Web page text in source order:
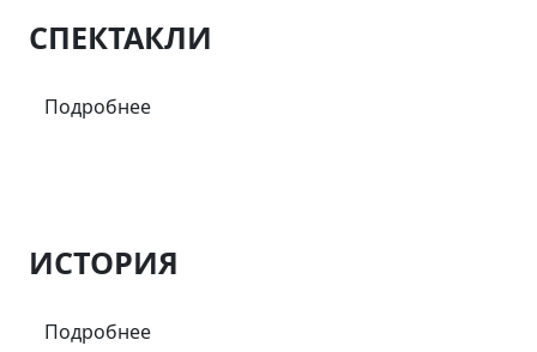
СПЕКТАКЛИ
Подробнее
ИСТОРИЯ
Подробнее